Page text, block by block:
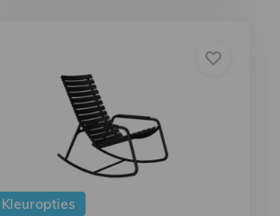
Kleuropties